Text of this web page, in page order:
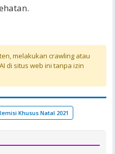
melakukan crawling atau
di situs web ini tanpa izin
Khusus Natal 2021